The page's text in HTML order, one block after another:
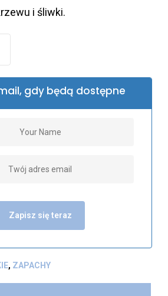
i śliwki.
gdy będą dostępne
Zapisz się teraz
, ZAPACHY